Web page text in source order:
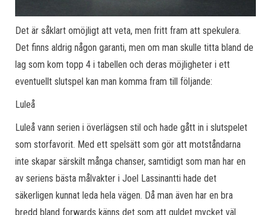
Det är såklart omöjligt att veta, men fritt fram att spekulera.
Det finns aldrig någon garanti, men om man skulle titta bland de
lag som kom topp 4 i tabellen och deras möjligheter i ett
eventuellt slutspel kan man komma fram till följande:
Luleå
Luleå vann serien i överlägsen stil och hade gått in i slutspelet
som storfavorit. Med ett spelsätt som gör att motståndarna
inte skapar särskilt många chanser, samtidigt som man har en
av seriens bästa målvakter i Joel Lassinantti hade det
säkerligen kunnat leda hela vägen. Då man även har en bra
bredd bland forwards känns det som att guldet mycket väl